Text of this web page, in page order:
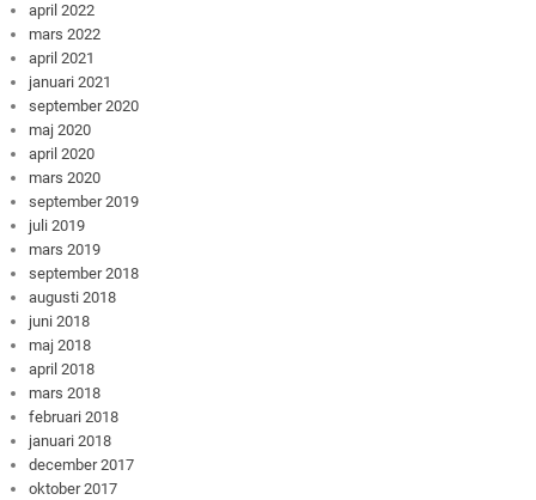
april 2022
mars 2022
april 2021
januari 2021
september 2020
maj 2020
april 2020
mars 2020
september 2019
juli 2019
mars 2019
september 2018
augusti 2018
juni 2018
maj 2018
april 2018
mars 2018
februari 2018
januari 2018
december 2017
oktober 2017